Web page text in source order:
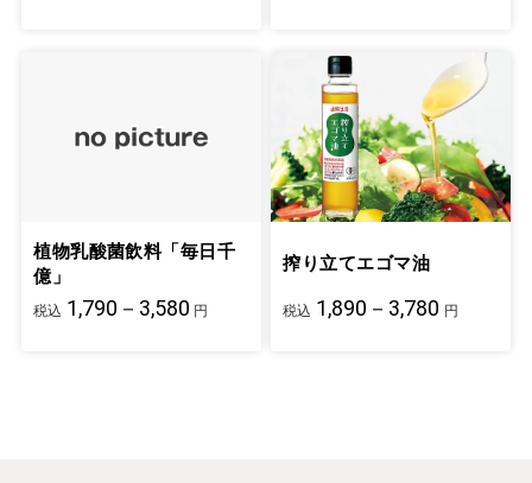
植物乳酸菌飲料「毎日千
億」
税込 1,790－3,580 円
搾り立てエゴマ油
税込 1,890－3,780 円